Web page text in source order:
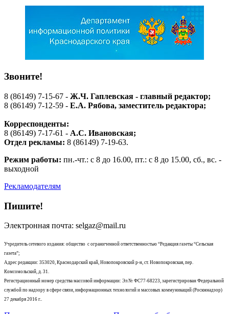
Звоните!
8 (86149) 7-15-67 - Ж.Ч. Гаплевская - главный редактор;
8 (86149) 7-12-59 - Е.А. Рябова, заместитель редактора;
Корреспонденты:
8 (86149) 7-17-61 - А.С. Ивановская;
Отдел рекламы: 8 (86149) 7-19-63.
Режим работы: пн.-чт.: с 8 до 16.00, пт.: с 8 до 15.00, сб., вс. -
выходной
Рекламодателям
Пишите!
Электронная почта: selgaz@mail.ru
Учредитель сетевого издания: общество с ограниченной ответственностью “Редакция газеты “Сельская
газета”;
Адрес редакции: 353020, Краснодарский край, Новопокровский р-н, ст. Новопокровская, пер.
Комсомольский, д. 31.
Регистрационный номер средства массовой информации: Эл № ФС77-68223, зарегистрирован Федеральной
службой по надзору в сфере связи, информационных технологий и массовых коммуникаций (Роскмнадзор)
27 декабря 2016 г..